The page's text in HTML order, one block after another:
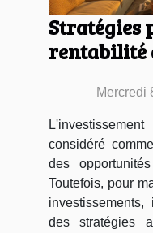
Stratégies
rentabilité
Mercredi
considéré
des
Toutefois, pour
des stratégies